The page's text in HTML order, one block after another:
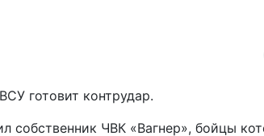
готовит контрудар.
собственник ЧВК «Вагнер», бойцы